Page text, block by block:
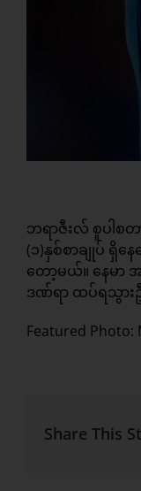
ဘရာဇီးလ် စူပါ
(၁)နှစ်စာချုပ်
တော့မယ်။ နေမ
ဒဏ်ရာ ထပ်ရသွား
Featured Photo:
Share This